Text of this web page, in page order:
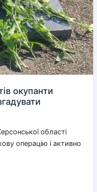
окупанти
області
операцію і активно